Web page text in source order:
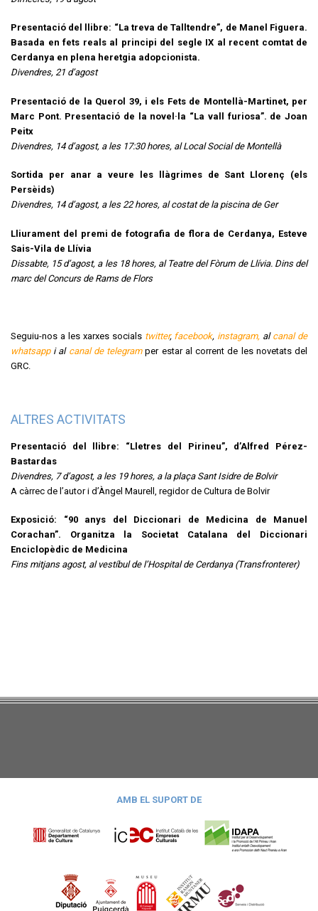
Presentació del llibre: “La treva de Talltendre”, de Manel Figuera.
Basada en fets reals al principi del segle IX al recent comtat de
Cerdanya en plena heretgia adopcionista.
Divendres, 21 d’agost
Presentació de la Querol 39, i els Fets de Montellà-Martinet, per
Marc Pont. Presentació de la novel·la “La vall furiosa”. de Joan
Peitx
Divendres, 14 d’agost, a les 17:30 hores, al Local Social de Montellà
Sortida per anar a veure les llàgrimes de Sant Llorenç (els
Persèids)
Divendres, 14 d’agost, a les 22 hores, al costat de la piscina de Ger
Lliurament del premi de fotografia de flora de Cerdanya, Esteve
Sais-Vila de Llívia
Dissabte, 15 d’agost, a les 18 hores, al Teatre del Fòrum de Llívia. Dins del
marc del Concurs de Rams de Flors
Seguiu-nos a les xarxes socials twitter, facebook, instagram, al canal de
whatsappi al canal de telegramper estar al corrent de les novetats del
GRC.
ALTRES ACTIVITATS
Presentació del llibre: “Lletres del Pirineu”, d’Alfred Pérez-
Bastardas
Divendres, 7 d’agost, a les 19 hores, a la plaça Sant Isidre de Bolvir
A càrrec de l’autor i d’Àngel Maurell, regidor de Cultura de Bolvir
Exposició: “90 anys del Diccionari de Medicina de Manuel
Corachan”. Organitza la Societat Catalana del Diccionari
Enciclopèdic de Medicina
Fins mitjans agost, al vestíbul de l’Hospital de Cerdanya (Transfronterer)
AMB EL SUPORT DE